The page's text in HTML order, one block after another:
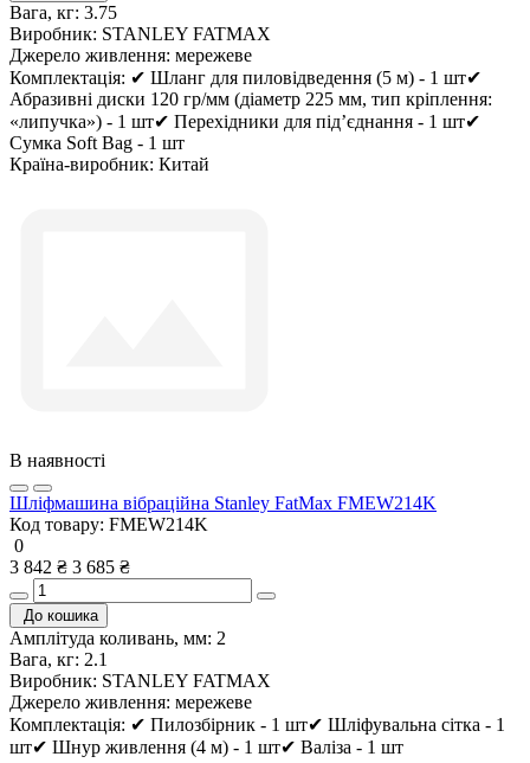
Вага, кг: 3.75
Виробник: STANLEY FATMAX
Джерело живлення: мережеве
Комплектація: ✔ Шланг для пиловідведення (5 м) - 1 шт✔
Абразивні диски 120 гр/мм (діаметр 225 мм, тип кріплення:
«липучка») - 1 шт✔ Перехідники для під’єднання - 1 шт✔
Сумка Soft Bag - 1 шт
Країна-виробник: Китай
В наявності
Шліфмашина вібраційна Stanley FatMax FMEW214K
Код товару: FMEW214K
0
3 842 ₴ 3 685 ₴
До кошика
Амплітуда коливань, мм: 2
Вага, кг: 2.1
Виробник: STANLEY FATMAX
Джерело живлення: мережеве
Комплектація: ✔ Пилозбірник - 1 шт✔ Шліфувальна сітка - 1
шт✔ Шнур живлення (4 м) - 1 шт✔ Валіза - 1 шт